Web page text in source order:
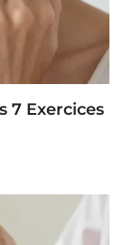
7 Exercices